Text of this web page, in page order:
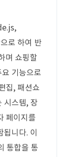
로 하여 반
며 쇼핑할
기능으로
집, 패션쇼
시스템, 장
페이지를
니다. 이
통합을 통